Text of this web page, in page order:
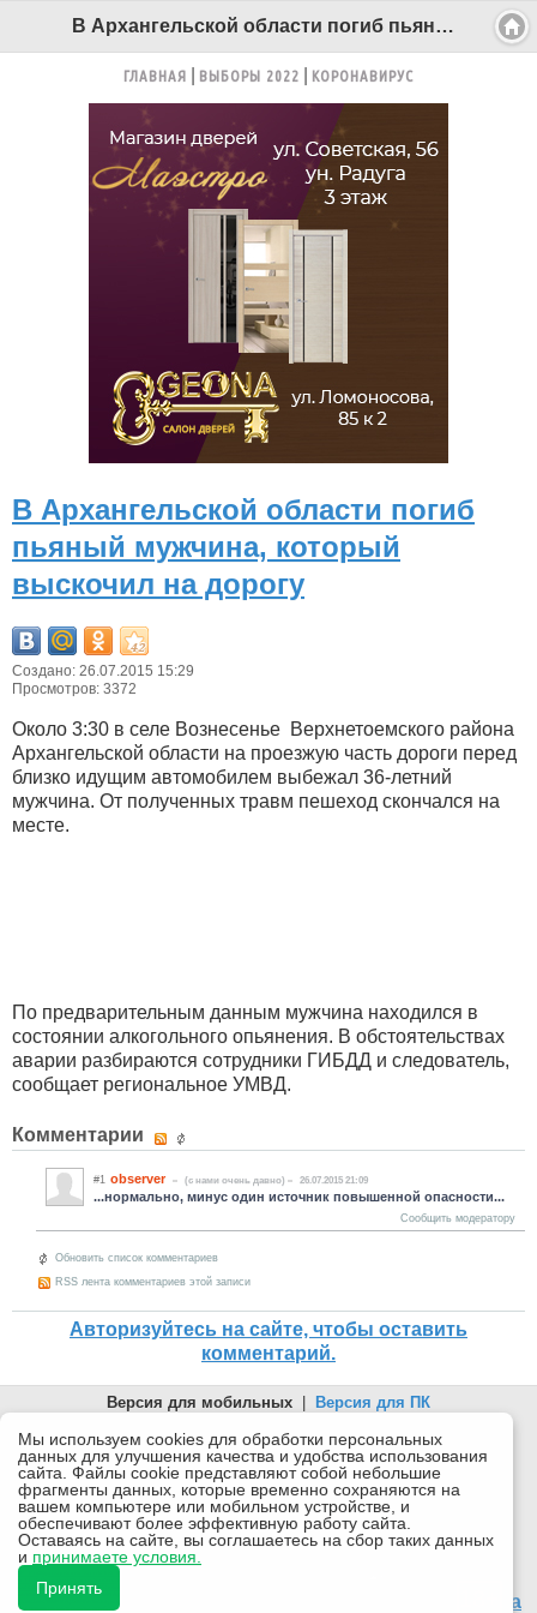
В Архангельской области погиб пьяный мужчина, который выскочил на дорогу - Беломорканал Северодвинск tv29.ru
ГЛАВНАЯ ВЫБОРЫ 2022 КОРОНАВИРУС
В Архангельской области погиб
пьяный мужчина, который
выскочил на дорогу
Создано: 26.07.2015 15:29
Просмотров: 3372
Около 3:30 в селе Вознесенье Верхнетоемского района
Архангельской области на проезжую часть дороги перед
близко идущим автомобилем выбежал 36-летний
мужчина. От полученных травм пешеход скончался на
месте.
По предварительным данным мужчина находился в
состоянии алкогольного опьянения. В обстоятельствах
аварии разбираются сотрудники ГИБДД и следователь,
сообщает региональное УМВД.
Комментарии
#1 observer (c нами очень давно) 26.07.2015 21:09
...нормально, минус один источник повышенной опасности...
Сообщить модератору
Обновить список комментариев
RSS лента комментариев этой записи
Авторизуйтесь на сайте, чтобы оставить
комментарий.
Версия для мобильных
Версия для ПК
© 2026 Беломорканал Северодвинск tv29.ru
Joomla!is Free Software released under the GNU General Public
License.
Mobile version byMobile Joomla!
Desktop Version
СИ "Информационное агентство "Беломорканал" регистрационный номер ЭЛ № ФС77-77001 от
массовых коммуникаций (Роскомнадзор). Учредитель: ООО "ТВ29". Главный редактор: Рудалев А.Г.
Беломорканал - новостной сайт Архангельской области: новости Северодвинска, новости поморья,
Все права на материалы, опубликованные на сайте, защищены в соответствии с российским и
Мы используем cookies для обработки персональных
данных для улучшения качества и удобства использования
сайта. Файлы cookie представляют собой небольшие
фрагменты данных, которые временно сохраняются на
вашем компьютере или мобильном устройстве, и
обеспечивают более эффективную работу сайта.
Оставаясь на сайте, вы соглашаетесь на сбор таких данных
и принимаете условия.
Принять